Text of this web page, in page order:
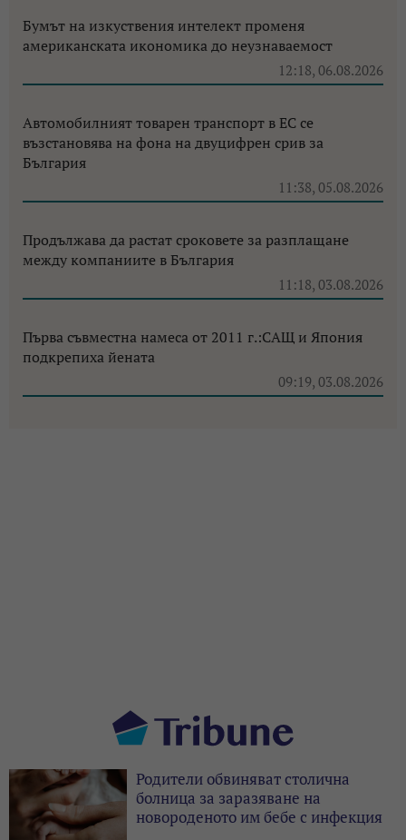
Бумът на изкуствения интелект променя
американската икономика до неузнаваемост
12:18, 06.08.2026
Автомобилният товарен транспорт в ЕС се
възстановява на фона на двуцифрен срив за
България
11:38, 05.08.2026
Продължава да растат сроковете за разплащане
между компаниите в България
11:18, 03.08.2026
Първа съвместна намеса от 2011 г.:САЩ и Япония
подкрепиха йената
09:19, 03.08.2026
Родители обвиняват столична
болница за заразяване на
новороденото им бебе с инфекция